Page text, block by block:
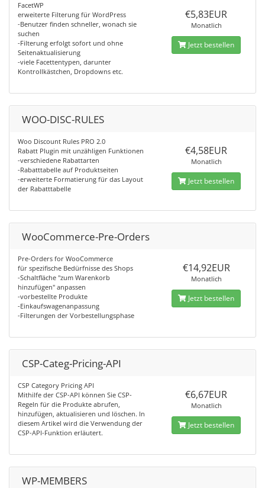
FacetWP
erweiterte Filterung für WordPress
-Benutzer finden schneller, wonach sie
suchen
-Filterung erfolgt sofort und ohne
Seitenaktualisierung
-viele Facettentypen, darunter
Kontrollkästchen, Dropdowns etc.
€5,83EUR
Monatlich
Jetzt bestellen
WOO-DISC-RULES
Woo Discount Rules PRO 2.0
Rabatt Plugin mit unzähligen Funktionen
-verschiedene Rabattarten
-Rabatttabelle auf Produktseiten
-erweiterte Formatierung für das Layout
der Rabatttabelle
€4,58EUR
Monatlich
Jetzt bestellen
WooCommerce-Pre-Orders
Pre-Orders for WooCommerce
für spezifische Bedürfnisse des Shops
-Schaltfläche "zum Warenkorb
hinzufügen" anpassen
-vorbestellte Produkte
-Einkaufswagenanpassung
-Filterungen der Vorbestellungsphase
€14,92EUR
Monatlich
Jetzt bestellen
CSP-Categ-Pricing-API
CSP Category Pricing API
Mithilfe der CSP-API können Sie CSP-
Regeln für die Produkte abrufen,
hinzufügen, aktualisieren und löschen. In
diesem Artikel wird die Verwendung der
CSP-API-Funktion erläutert.
€6,67EUR
Monatlich
Jetzt bestellen
WP-MEMBERS